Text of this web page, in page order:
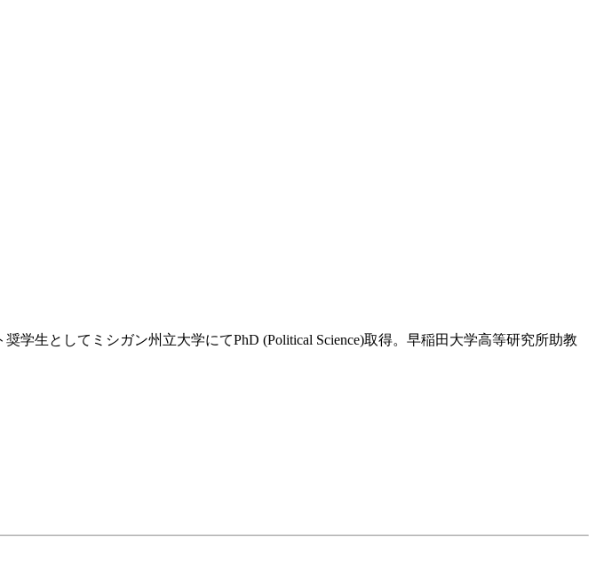
生としてミシガン州立大学にてPhD (Political Science)取得。早稲田大学高等研究所助教